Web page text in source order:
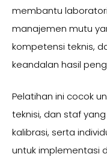
membantu
manajemen mutu
kompetensi teknis,
keandalan hasil
Pelatihan ini cocok
teknisi, dan staf
kalibrasi, serta
untuk implementasi